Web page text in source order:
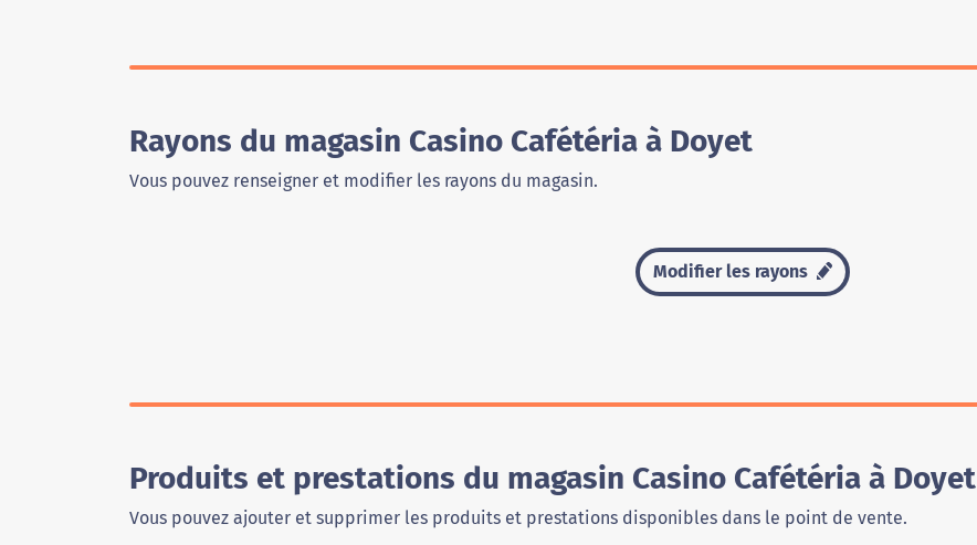
Rayons du magasin Casino Cafétéria à Doyet
Vous pouvez renseigner et modifier les rayons du magasin.
Modifier les rayons
Produits et prestations du magasin Casino Cafétéria à Doyet
Vous pouvez ajouter et supprimer les produits et prestations disponibles dans le point de vente.